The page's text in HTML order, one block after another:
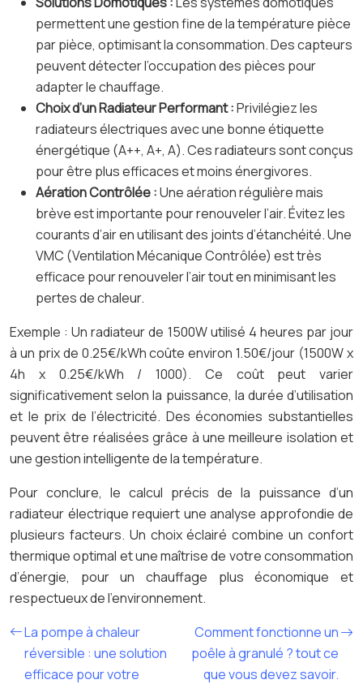
permettent une gestion fine de la température pièce
par pièce, optimisant la consommation. Des capteurs
peuvent détecter l’occupation des pièces pour
adapter le chauffage.
Choix d’un Radiateur Performant :Privilégiez les
radiateurs électriques avec une bonne étiquette
énergétique (A++, A+, A). Ces radiateurs sont conçus
pour être plus efficaces et moins énergivores.
Aération Contrôlée :Une aération régulière mais
brève est importante pour renouveler l’air. Évitez les
courants d’air en utilisant des joints d’étanchéité. Une
VMC (Ventilation Mécanique Contrôlée) est très
efficace pour renouveler l’air tout en minimisant les
pertes de chaleur.
Exemple : Un radiateur de 1500W utilisé 4 heures par jour
à un prix de 0.25€/kWh coûte environ 1.50€/jour (1500W x
4h x 0.25€/kWh / 1000). Ce coût peut varier
significativement selon la puissance, la durée d’utilisation
et le prix de l’électricité. Des économies substantielles
peuvent être réalisées grâce à une meilleure isolation et
une gestion intelligente de la température.
Pour conclure, le calcul précis de la puissance d’un
radiateur électrique requiert une analyse approfondie de
plusieurs facteurs. Un choix éclairé combine un confort
thermique optimal et une maîtrise de votre consommation
d’énergie, pour un chauffage plus économique et
respectueux de l’environnement.
La pompe à chaleur
réversible : une solution
efficace pour votre
Comment fonctionne un
poêle à granulé ? tout ce
que vous devez savoir.